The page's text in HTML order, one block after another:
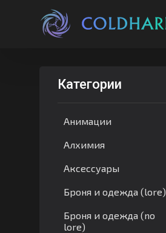
Категории
Анимации
Алхимия
Аксессуары
Броня и одежда (lore)
Броня и одежда (no
lore)